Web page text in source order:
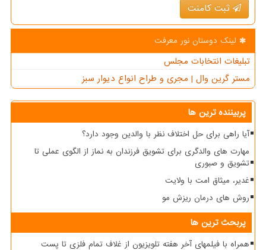
ثبت کامنت
لینک دوستان نور معرفت
تبلیغات انتخابات مجلس
مستر گرین وال | مجری و طراح انواع دیوار سبز
پربیننده ترین ها
آیا راهی برای حل اختلاف نظر با والدین وجود دارد؟
مهارت های والدگری برای تشویق فرزندان به نماز از الگوی عملی تا
تشویق و صبوری
غدیر، میثاق امت با ولایت
روش های درمان ریزش مو
پربحث ترین ها
همراه با فیلمهای آخر هفته تلویزیون از غلاف تمام فلزی تا پست